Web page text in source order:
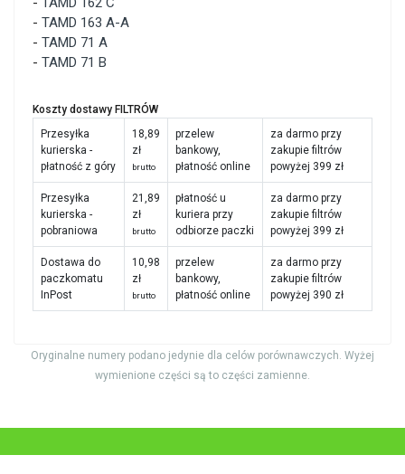
- TAMD 163 A-A
- TAMD 71 A
- TAMD 71 B
Koszty dostawy FILTRÓW
Przesyłka
kurierska -
płatność z góry
18,89
zł
brutto
przelew
bankowy,
płatność online
za darmo przy
zakupie filtrów
powyżej 399 zł
Przesyłka
kurierska -
pobraniowa
21,89
zł
brutto
płatność u
kuriera przy
odbiorze paczki
za darmo przy
zakupie filtrów
powyżej 399 zł
Dostawa do
paczkomatu
InPost
10,98
zł
brutto
przelew
bankowy,
płatność online
za darmo przy
zakupie filtrów
powyżej 390 zł
Oryginalne numery podano jedynie dla celów porównawczych. Wyżej
wymienione części są to części zamienne.